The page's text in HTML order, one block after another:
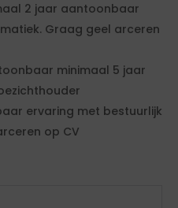
2 jaar aantoonbaar
Graag geel arceren
minimaal 5 jaar
ervaring met bestuurlijk
op CV